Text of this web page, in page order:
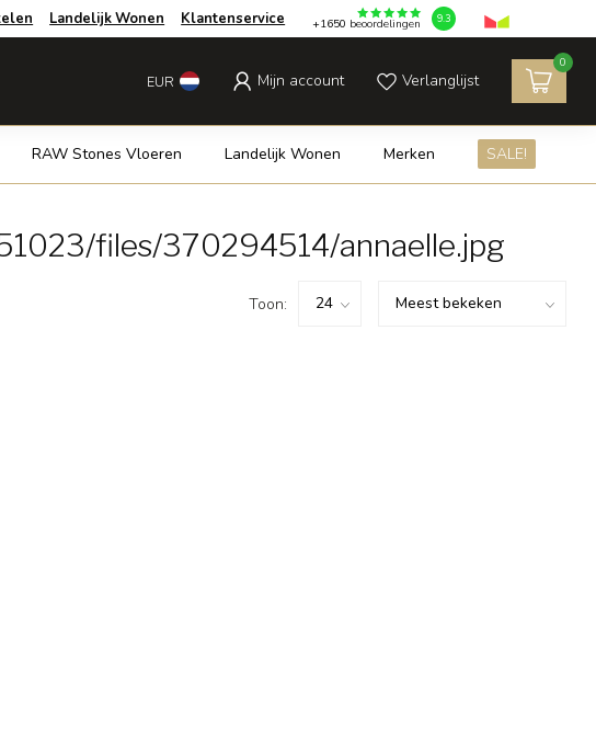
Landelijk Wonen Klantenservice +1650 beoordelingen 9.3
EUR Mijn account Verlanglijst
0
RAW Stones Vloeren Landelijk Wonen Merken SALE!
files/370294514/annaelle.jpg
Toon: